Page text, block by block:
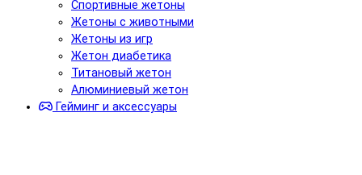
Спортивные жетоны
Жетоны с животными
Жетоны из игр
Жетон диабетика
Титановый жетон
Алюминиевый жетон
Гейминг и аксессуары